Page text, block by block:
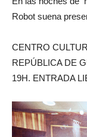
Robot suena
CENTRO
REPÚBLICA DE
19H. ENTRADA